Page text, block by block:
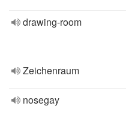
drawing-room
Zeichenraum
nosegay